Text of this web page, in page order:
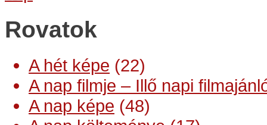
Rovatok
A hét képe (22)
A nap filmje – Illő napi
A nap képe (48)